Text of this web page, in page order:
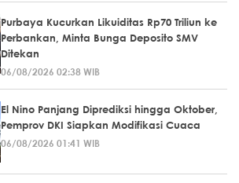
Purbaya Kucurkan Likuiditas Rp70 Triliun ke
Perbankan, Minta Bunga Deposito SMV
Ditekan
06/08/2026 02:38 WIB
El Nino Panjang Diprediksi hingga Oktober,
Pemprov DKI Siapkan Modifikasi Cuaca
06/08/2026 01:41 WIB